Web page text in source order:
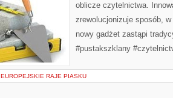
oblicze czytelnictwa.
zrewolucjonizuje sposób,
nowy gadżet zastąpi
#pustakszklany
EUROPEJSKIE RAJE PIASKU